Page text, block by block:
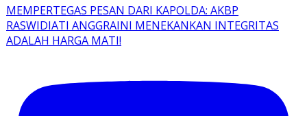
MEMPERTEGAS PESAN DARI KAPOLDA: AKBP
RASWIDIATI ANGGRAINI MENEKANKAN INTEGRITAS
ADALAH HARGA MATI!